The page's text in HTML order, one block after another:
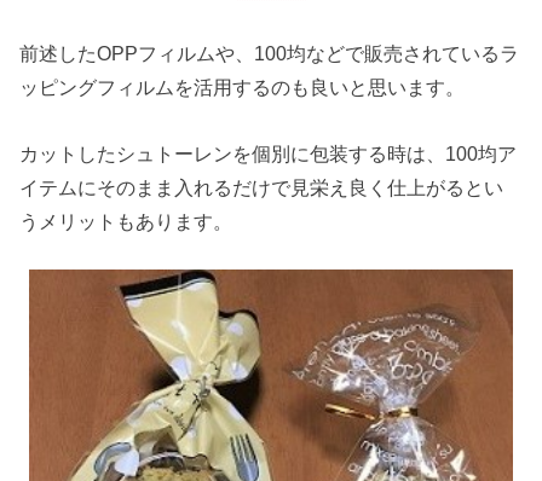
前述したOPPフィルムや、100均などで販売されているラ
ッピングフィルムを活用するのも良いと思います。
カットしたシュトーレンを個別に包装する時は、100均ア
イテムにそのまま入れるだけで見栄え良く仕上がるとい
うメリットもあります。